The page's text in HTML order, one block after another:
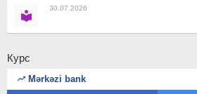
30.07.2026
Курс
Mərkəzi bank